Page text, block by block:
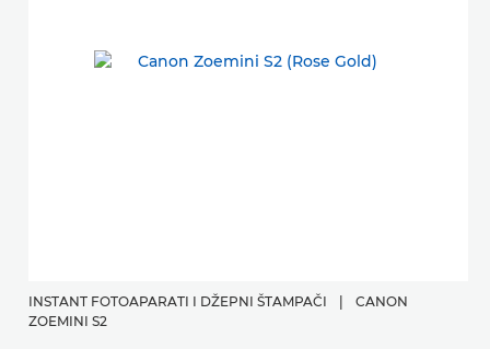
INSTANT FOTOAPARATI I DŽEPNI ŠTAMPAČI |
CANON
ZOEMINI S2